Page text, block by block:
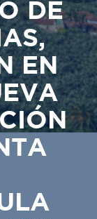
DE
EN